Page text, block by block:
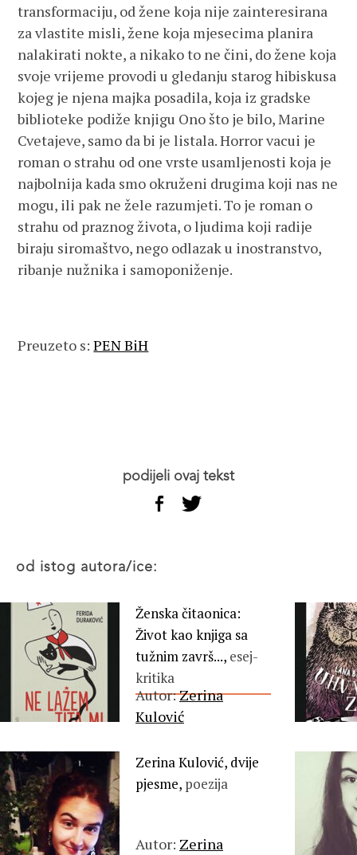
transformaciju, od žene koja nije zainteresirana
za vlastite misli, žene koja mjesecima planira
nalakirati nokte, a nikako to ne čini, do žene koja
svoje vrijeme provodi u gledanju starog hibiskusa
kojeg je njena majka posadila, koja iz gradske
biblioteke podiže knjigu Ono što je bilo, Marine
Cvetajeve, samo da bi je listala. Horror vacui je
roman o strahu od one vrste usamljenosti koja je
najbolnija kada smo okruženi drugima koji nas ne
mogu, ili pak ne žele razumjeti. To je roman o
strahu od praznog života, o ljudima koji radije
biraju siromaštvo, nego odlazak u inostranstvo,
ribanje nužnika i samoponiženje.
Preuzeto s:PEN BiH
podijeli ovaj tekst
od istog autora/ice:
Ženska čitaonica:
Život kao knjiga sa
tužnim završ..., esej-
kritika
Autor:Zerina
Kulović
Zerina Kulović, dvije
pjesme, poezija
Autor: Zerina